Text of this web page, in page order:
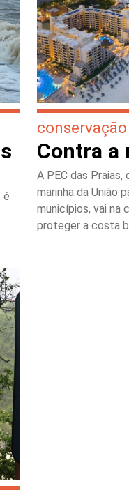
é
conservação
Contra a
A PEC das
marinha da União
municípios, vai na
proteger a costa